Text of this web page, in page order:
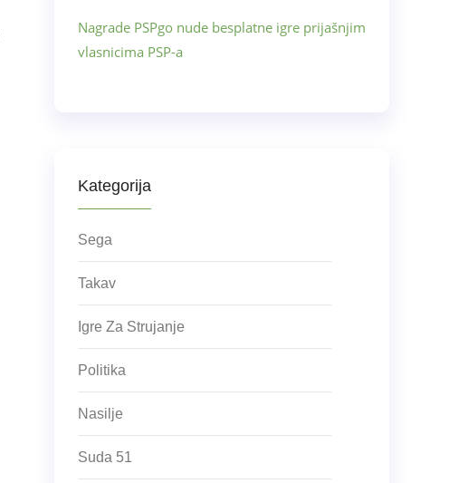
Nagrade PSPgo nude besplatne igre prijašnjim
vlasnicima PSP-a
Kategorija
Sega
Takav
Igre Za Strujanje
Politika
Nasilje
Suda 51